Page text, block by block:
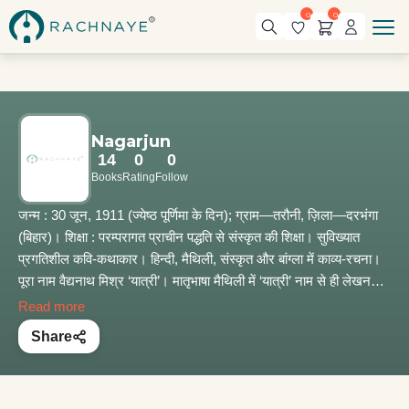
0 0
Nagarjun
14
Books
0
Rating
0
Follow
जन्म : 30 जून, 1911 (ज्येष्ठ पूर्णिमा के दिन); ग्राम—तरौनी, ज़िला—दरभंगा
(बिहार)। शिक्षा : परम्परागत प्राचीन पद्धति से संस्कृत की शिक्षा। सुविख्यात
प्रगतिशील कवि-कथाकार। हिन्दी, मैथिली, संस्कृत और बांग्ला में काव्य-रचना।
पूरा नाम वैद्यनाथ मिश्र ‘यात्री’। मातृभाषा मैथिली में ‘यात्री’ नाम से ही लेखन।
शिक्षा-समाप्ति के बाद घुमक्कड़ी का निर्णय। गृहस्थ होकर भी रमते-राम। स्वभाव
से आवेगशील, जीवन्त और फक्कड़। राजनीति और जनता के मुक्तिसंघर्षों में
सक्रिय और रचनात्मक हिस्सेदारी। मैथिली काव्य-संग्रह ‘पत्रहीन नग्न गाछ’ के
Read more
Share